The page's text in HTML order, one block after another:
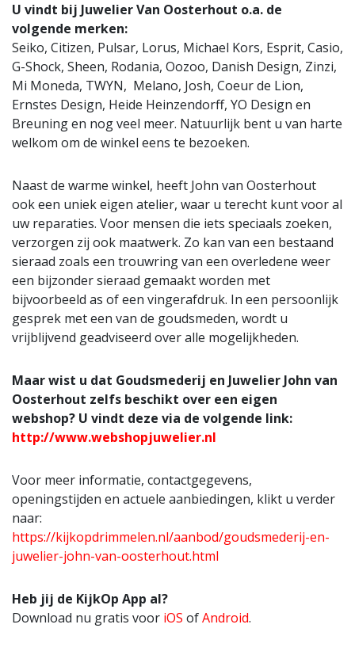
U vindt bij Juwelier Van Oosterhout o.a. de
volgende merken:
Seiko, Citizen, Pulsar, Lorus, Michael Kors, Esprit, Casio,
G-Shock, Sheen, Rodania, Oozoo, Danish Design, Zinzi,
Mi Moneda, TWYN, Melano, Josh, Coeur de Lion,
Ernstes Design, Heide Heinzendorff, YO Design en
Breuning en nog veel meer. Natuurlijk bent u van harte
welkom om de winkel eens te bezoeken.
Naast de warme winkel, heeft John van Oosterhout
ook een uniek eigen atelier, waar u terecht kunt voor al
uw reparaties. Voor mensen die iets speciaals zoeken,
verzorgen zij ook maatwerk. Zo kan van een bestaand
sieraad zoals een trouwring van een overledene weer
een bijzonder sieraad gemaakt worden met
bijvoorbeeld as of een vingerafdruk. In een persoonlijk
gesprek met een van de goudsmeden, wordt u
vrijblijvend geadviseerd over alle mogelijkheden.
Maar wist u dat Goudsmederij en Juwelier John van
Oosterhout zelfs beschikt over een eigen
webshop? U vindt deze via de volgende link:
http://www.webshopjuwelier.nl
Voor meer informatie, contactgegevens,
openingstijden en actuele aanbiedingen, klikt u verder
naar:
https://kijkopdrimmelen.nl/aanbod/goudsmederij-en-
juwelier-john-van-oosterhout.html
Heb jij de KijkOp App al?
Download nu gratis voor iOS ofAndroid.